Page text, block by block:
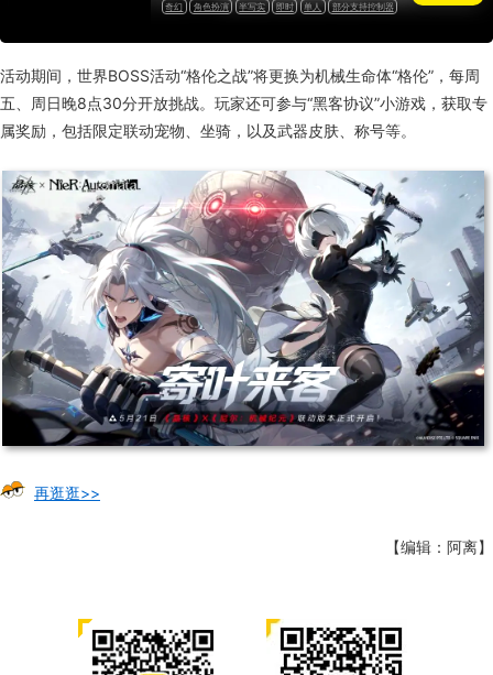
奇幻 角色扮演 半写实 即时 单人
部分支持控制器
活动期间，世界BOSS活动“格伦之战”将更换为机械生命体“格伦”，每周
五、周日晚8点30分开放挑战。玩家还可参与“黑客协议”小游戏，获取专
属奖励，包括限定联动宠物、坐骑，以及武器皮肤、称号等。
再逛逛>>
【编辑：阿离】